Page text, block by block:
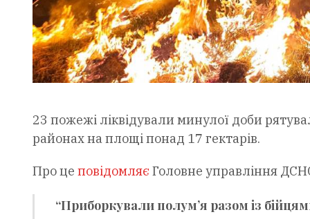
23 пожежі ліквідували минулої доби
районах на площі понад 17 гектарів.
Про це повідомляє Головне управління
“Приборкували полумʼя разом із